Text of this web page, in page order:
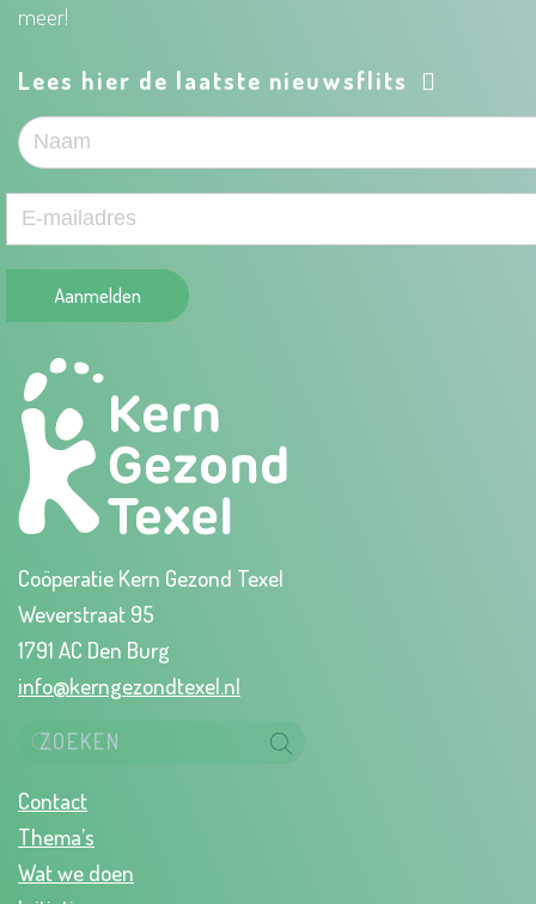
meer!
Lees hier de laatste nieuwsflits
Aanmelden
Coöperatie Kern Gezond Texel
Weverstraat 95
1791 AC Den Burg
info@kerngezondtexel.nl
Contact
Thema’s
Wat we doen